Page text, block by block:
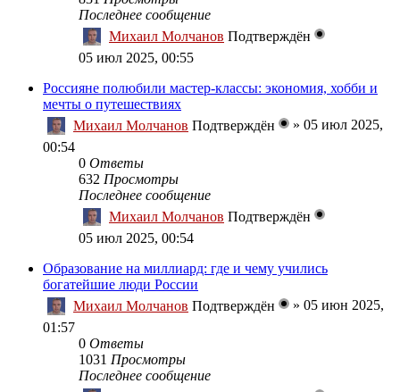
Последнее сообщение
Михаил Молчанов Подтверждён
05 июл 2025, 00:55
Россияне полюбили мастер-классы: экономия, хобби и
мечты о путешествиях
Михаил Молчанов Подтверждён » 05 июл 2025,
00:54
0 Ответы
632 Просмотры
Последнее сообщение
Михаил Молчанов Подтверждён
05 июл 2025, 00:54
Образование на миллиард: где и чему учились
богатейшие люди России
Михаил Молчанов Подтверждён » 05 июн 2025,
01:57
0 Ответы
1031 Просмотры
Последнее сообщение